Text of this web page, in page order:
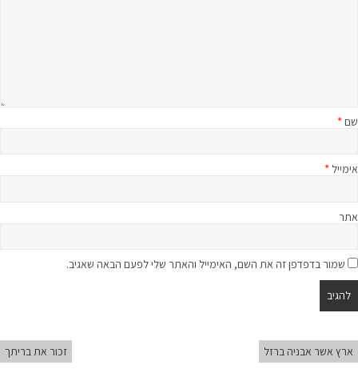
שם*
אימייל *
אתר
שמור בדפדפן זה את השם, האימייל והאתר שלי לפעם הבאה שאגיב.
ארץ אשר אבניה ברזל זכור את בריתך